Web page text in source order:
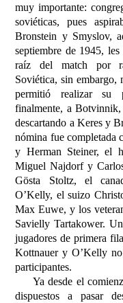
muy importante:
soviéticas, pues
Bronstein y Smyslov,
septiembre de 1945,
raíz del match por
Soviética, sin embargo,
permitió realizar su
finalmente, a
descartando a Keres y
nómina fue completada
y Herman Steiner, el
Miguel Najdorf y
Gösta Stoltz, el
O’Kelly, el suizo
Max Euwe, y los
Savielly Tartakower.
jugadores de primera
Kottnauer y O’Kelly
participantes.
Ya desde el
dispuestos a pasar